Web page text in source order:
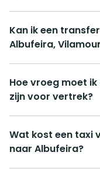
Kan ik een
Albufeira,
Hoe vroeg moet
zijn voor vertrek?
Wat kost een taxi
naar Albufeira?